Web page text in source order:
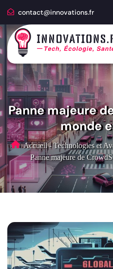
contact@innovations.fr
Panne majeure
monde
Accueil - Technologies et
Panne majeure de